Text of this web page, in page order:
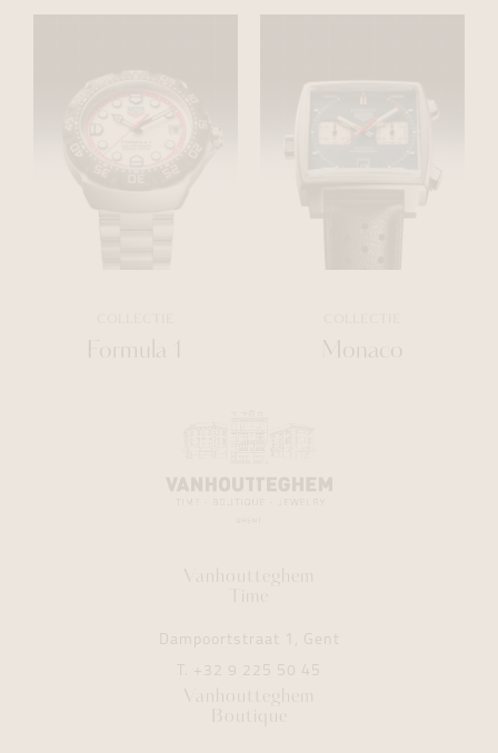
Formula 1 Monaco
Vanhoutteghem
Time
Dampoortstraat 1, Gent
T. +32 9 225 50 45
Vanhoutteghem
Boutique